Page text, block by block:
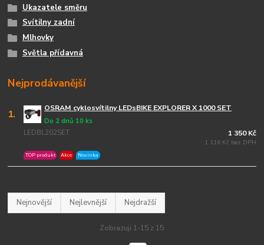
Ukazatele směru
Svítilny zadní
Mlhovky
Světla přídavná
Nejprodávanější
1. OSRAM cyklosvítilny LEDsBIKE EXPLORER X 1000 SET
LEDBL202SET
Do 2 dnů 10 ks
TOP produkt Akce Novinka
1 350 Kč
1 116 Kč bez DPH
Nejnovější Nejlevnější Nejdražší
Zobrazuji 1-15 z 15